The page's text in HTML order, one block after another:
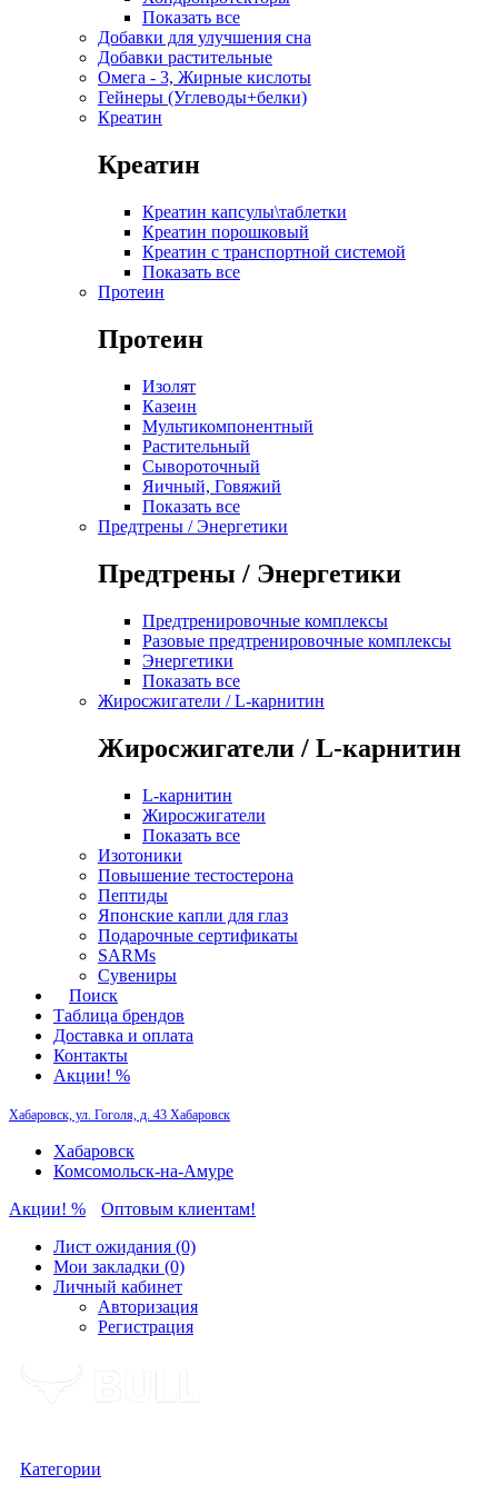
Показать все
Добавки для улучшения сна
Добавки растительные
Омега - 3, Жирные кислоты
Гейнеры (Углеводы+белки)
Креатин
Креатин
Креатин капсулы\таблетки
Креатин порошковый
Креатин с транспортной системой
Показать все
Протеин
Протеин
Изолят
Казеин
Мультикомпонентный
Растительный
Сывороточный
Яичный, Говяжий
Показать все
Предтрены / Энергетики
Предтрены / Энергетики
Предтренировочные комплексы
Разовые предтренировочные комплексы
Энергетики
Показать все
Жиросжигатели / L-карнитин
Жиросжигатели / L-карнитин
L-карнитин
Жиросжигатели
Показать все
Изотоники
Повышение тестостерона
Пептиды
Японские капли для глаз
Подарочные сертификаты
SARMs
Сувениры
Поиск
Таблица брендов
Доставка и оплата
Контакты
Акции! %
Хабаровск, ул. Гоголя, д. 43 Хабаровск
Хабаровск
Комсомольск-на-Амуре
Акции! %
Оптовым клиентам!
Лист ожидания (0)
Мои закладки (0)
Личный кабинет
Авторизация
Регистрация
Категории